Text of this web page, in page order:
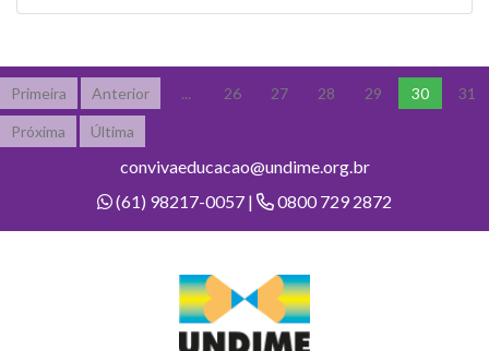
Primeira Anterior ... 26 27 28 29 30 31
Próxima Última
convivaeducacao@undime.org.br
(61) 98217-0057 |
0800 729 2872